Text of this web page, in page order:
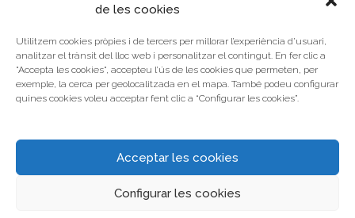
de les cookies
Utilitzem cookies pròpies i de tercers per millorar l’experiència d’usuari,
analitzar el trànsit del lloc web i personalitzar el contingut. En fer clic a
"Accepta les cookies", accepteu l’ús de les cookies que permeten, per
exemple, la cerca per geolocalitzada en el mapa. També podeu configurar
quines cookies voleu acceptar fent clic a “Configurar les cookies”.
Acceptar les cookies
Configurar les cookies
Qui som?
Vols publicar les teves propostes al Portal d’Activitats Educatives de
Catalunya?
Condicions d’ús i avís legal